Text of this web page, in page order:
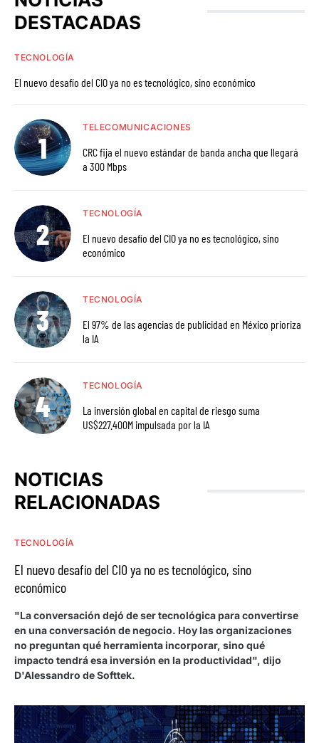
DESTACADAS
TECNOLOGÍA
El nuevo desafío del CIO ya no es tecnológico, sino económico
TELECOMUNICACIONES
CRC fija el nuevo estándar de banda ancha que llegará
a 300 Mbps
TECNOLOGÍA
El nuevo desafío del CIO ya no es tecnológico, sino
económico
TECNOLOGÍA
El 97% de las agencias de publicidad en México prioriza
la IA
TECNOLOGÍA
La inversión global en capital de riesgo suma
US$227.400M impulsada por la IA
NOTICIAS
RELACIONADAS
TECNOLOGÍA
El nuevo desafío del CIO ya no es tecnológico, sino
económico
"La conversación dejó de ser tecnológica para convertirse
en una conversación de negocio. Hoy las organizaciones
no preguntan qué herramienta incorporar, sino qué
impacto tendrá esa inversión en la productividad", dijo
D'Alessandro de Softtek.